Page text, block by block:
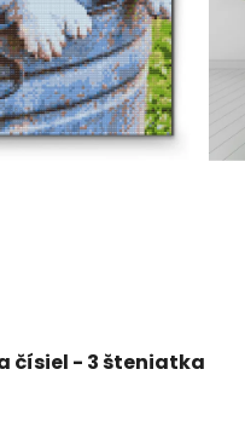
čísiel - 3 šteniatka